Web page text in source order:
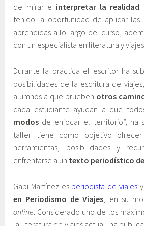
ó
n
y
E
u
c
a
c
i
ó
n
de mirar e interpretar la realidad.
tenido la oportunidad de aplicar las
aprendidas a lo largo del curso,
con un especialista en literatura y
Durante la práctica el escritor ha
posibilidades de la escritura de
alumnos a que prueben otros
cada estudiante ayudan a que
modos de enfocar el territorio”, ha
taller tiene como objetivo
herramientas, posibilidades y
enfrentarse a un texto periodístico
Gabi Martínez es periodista de viajesy
en Periodismo de Viajes , en su
online . Considerado uno de los